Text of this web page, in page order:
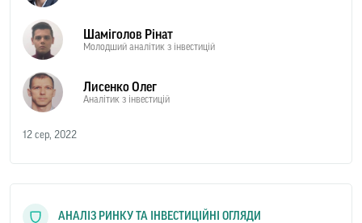
Шаміголов Рінат
Молодший аналітик з інвестицій
Лисенко Олег
Аналітик з інвестицій
12 сер, 2022
АНАЛІЗ РИНКУ ТА ІНВЕСТИЦІЙНІ ОГЛЯДИ